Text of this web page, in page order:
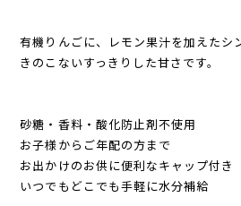
有機りんごに、レモン果汁を加えたシ
きのこないすっきりした甘さです。
砂糖・香料・酸化防止剤不使用
お子様からご年配の方まで
お出かけのお供に便利なキャップ付き
いつでもどこでも手軽に水分補給